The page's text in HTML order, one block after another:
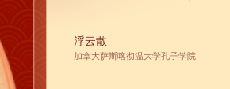
浮云散
加拿大萨斯喀彻温大学孔子学院